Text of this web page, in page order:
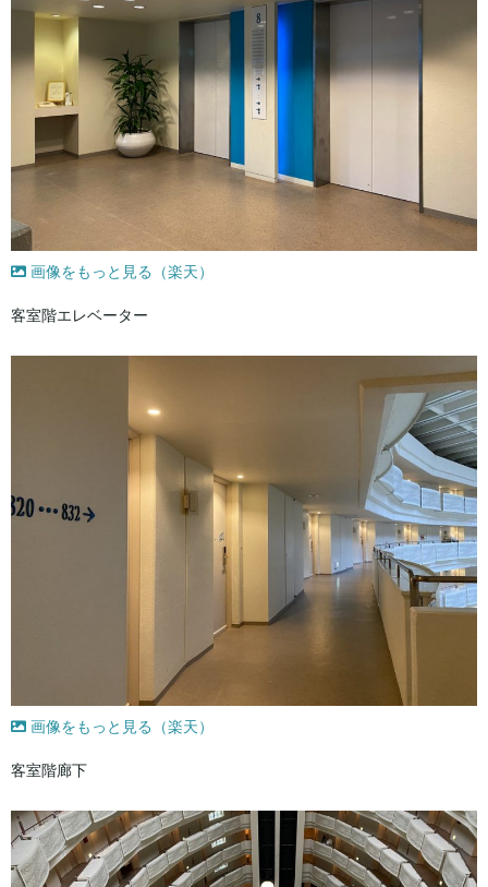
画像をもっと見る（楽天）
客室階エレベーター
画像をもっと見る（楽天）
客室階廊下